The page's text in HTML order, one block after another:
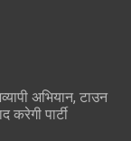
अभियान, टाउन
पार्टी